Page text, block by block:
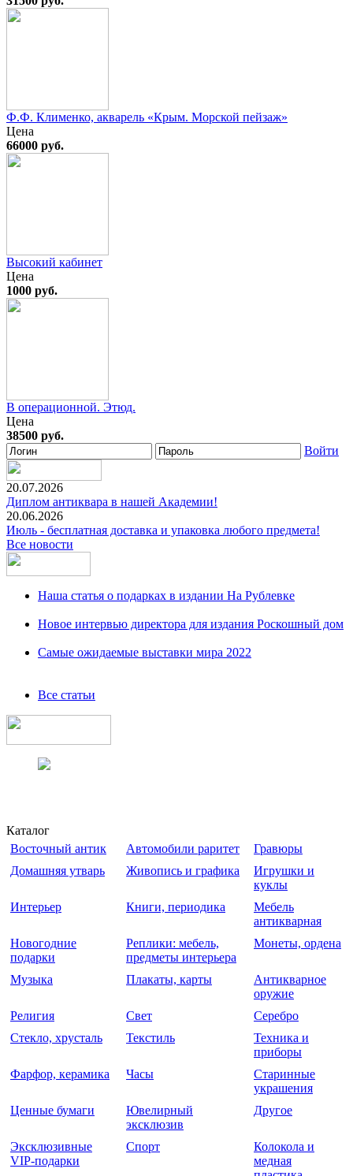
Ф.Ф. Клименко, акварель «Крым. Морской пейзаж»
Цена
66000 руб.
Высокий кабинет
Цена
1000 руб.
В операционной. Этюд.
Цена
38500 руб.
Войти
20.07.2026
Диплом антиквара в нашей Академии!
20.06.2026
Июль - бесплатная доставка и упаковка любого предмета!
Все новости
Наша статья о подарках в издании На Рублевке
Новое интервью директора для издания Роскошный дом
Самые ожидаемые выставки мира 2022
Все статьи
Каталог
Восточный антик
Автомобили раритет
Гравюры
Домашняя утварь
Живопись и графика
Игрушки и
куклы
Интерьер
Книги, периодика
Мебель
антикварная
Новогодние
подарки
Реплики: мебель,
предметы интерьера
Монеты, ордена
Музыка Плакаты, карты
Антикварное
оружие
Религия
Свет
Серебро
Стекло, хрусталь
Текстиль
Техника и
приборы
Фарфор, керамика
Часы
Старинные
украшения
Ценные бумаги
Ювелирный
эксклюзив
Другое
Эксклюзивные
VIP-подарки
Спорт
Колокола и
медная